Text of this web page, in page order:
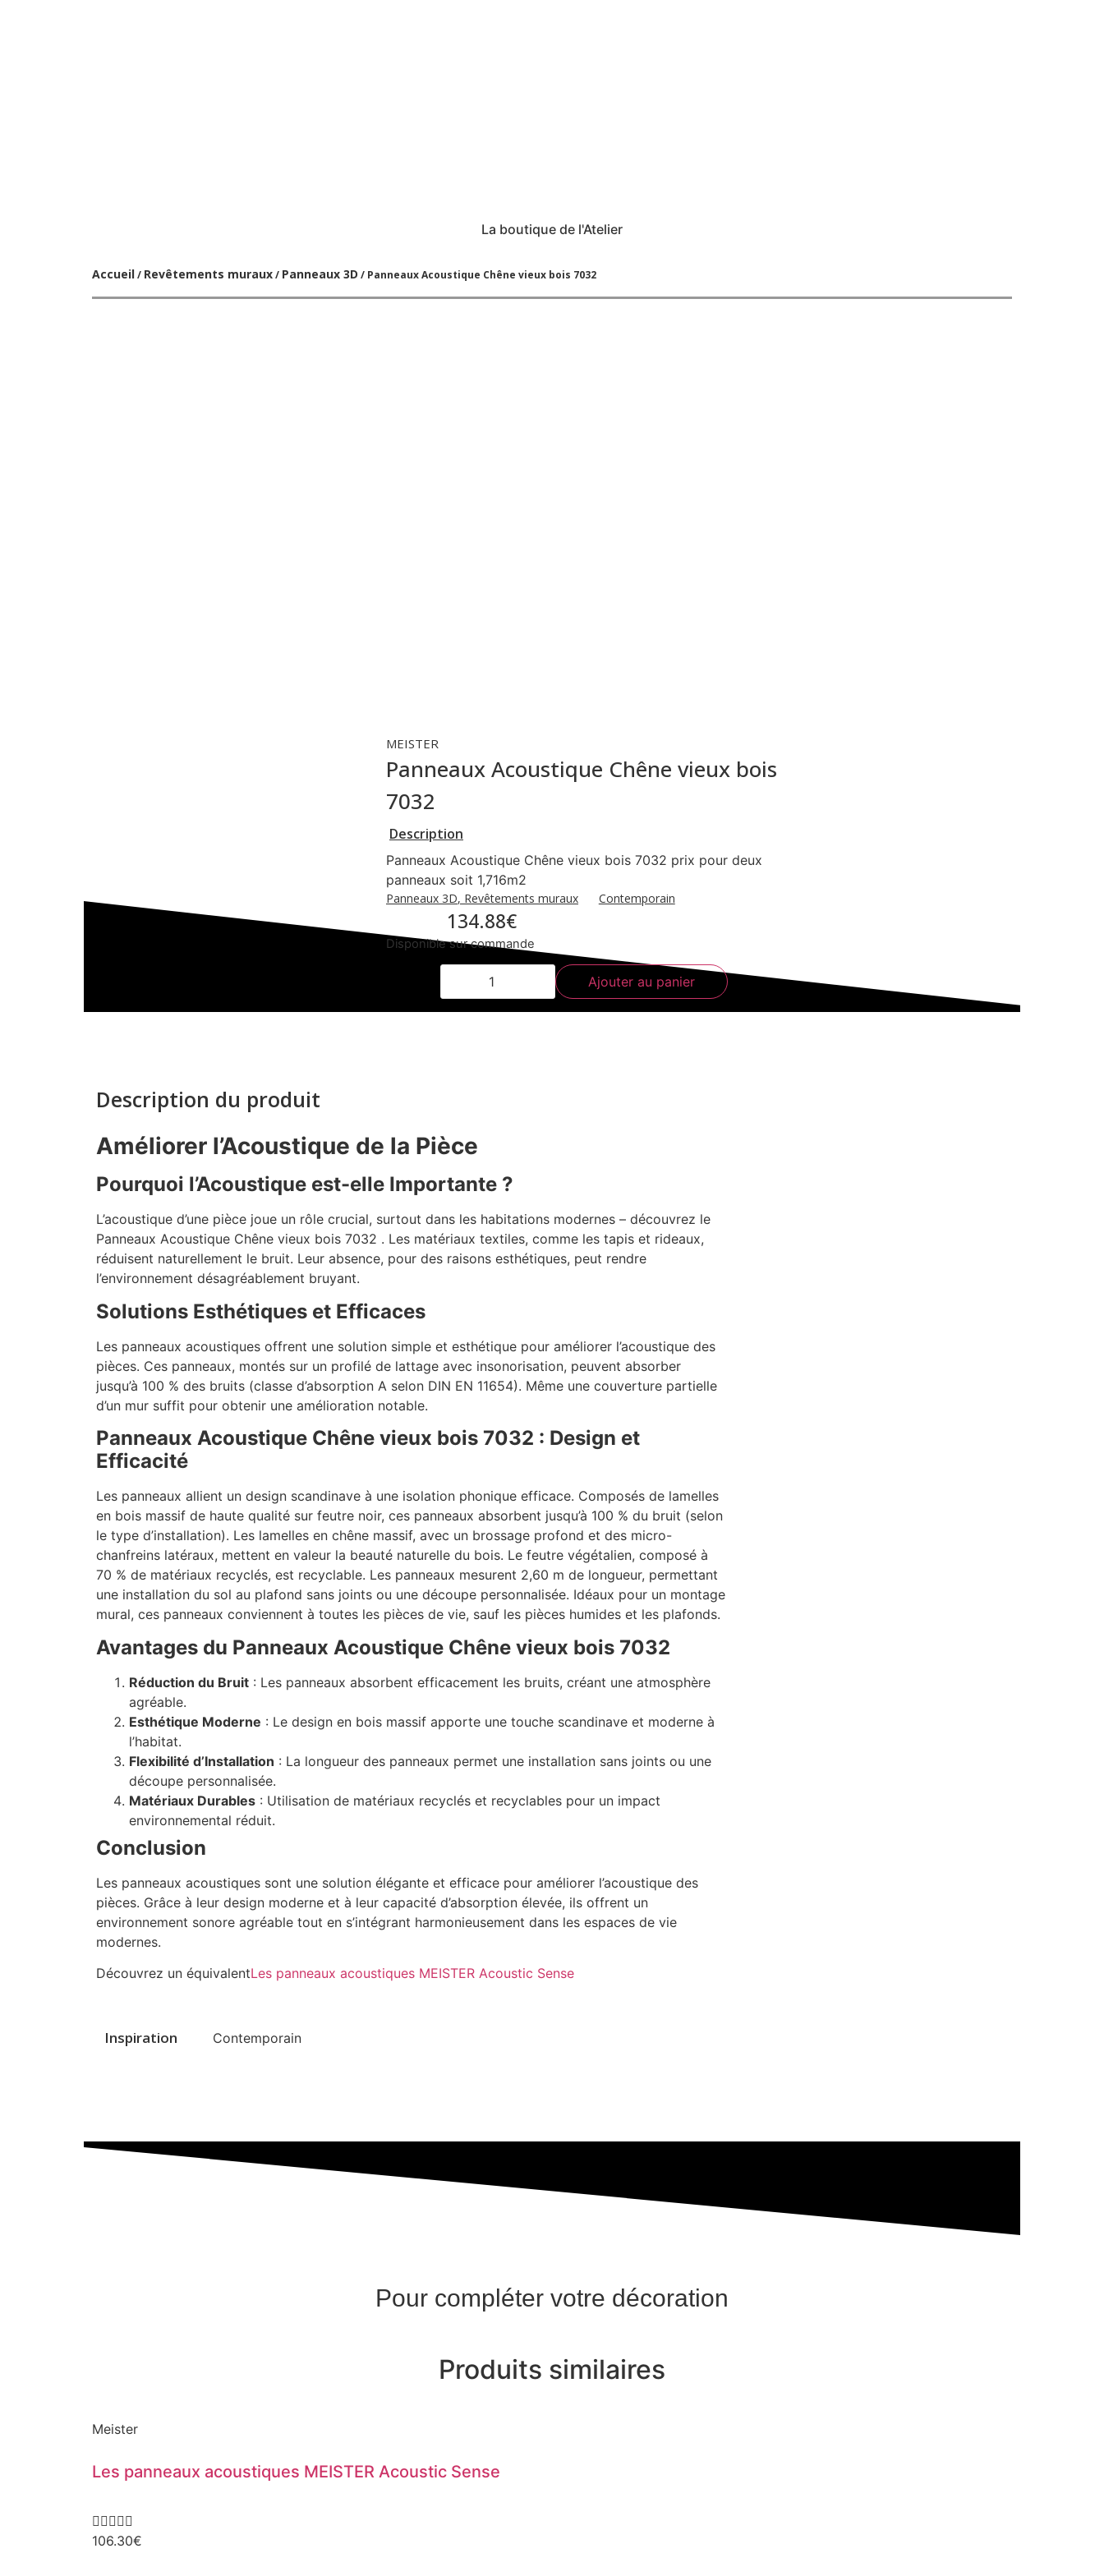
La boutique de l'Atelier
Accueil/ Revêtements muraux/ Panneaux 3D / Panneaux Acoustique Chêne vieux bois 7032
MEISTER
Panneaux Acoustique Chêne vieux bois
7032
Description
Panneaux Acoustique Chêne vieux bois 7032 prix pour deux
panneaux soit 1,716m2
Panneaux 3D, Revêtements muraux Contemporain
134.88€
Disponible sur commande
Ajouter au panier
Description du produit
Améliorer l’Acoustique de la Pièce
Pourquoi l’Acoustique est-elle Importante ?
L’acoustique d’une pièce joue un rôle crucial, surtout dans les habitations modernes – découvrez le
Panneaux Acoustique Chêne vieux bois 7032 . Les matériaux textiles, comme les tapis et rideaux,
réduisent naturellement le bruit. Leur absence, pour des raisons esthétiques, peut rendre
l’environnement désagréablement bruyant.
Solutions Esthétiques et Efficaces
Les panneaux acoustiques offrent une solution simple et esthétique pour améliorer l’acoustique des
pièces. Ces panneaux, montés sur un profilé de lattage avec insonorisation, peuvent absorber
jusqu’à 100 % des bruits (classe d’absorption A selon DIN EN 11654). Même une couverture partielle
d’un mur suffit pour obtenir une amélioration notable.
Panneaux Acoustique Chêne vieux bois 7032 : Design et
Efficacité
Les panneaux allient un design scandinave à une isolation phonique efficace. Composés de lamelles
en bois massif de haute qualité sur feutre noir, ces panneaux absorbent jusqu’à 100 % du bruit (selon
le type d’installation). Les lamelles en chêne massif, avec un brossage profond et des micro-
chanfreins latéraux, mettent en valeur la beauté naturelle du bois. Le feutre végétalien, composé à
70 % de matériaux recyclés, est recyclable. Les panneaux mesurent 2,60 m de longueur, permettant
une installation du sol au plafond sans joints ou une découpe personnalisée. Idéaux pour un montage
mural, ces panneaux conviennent à toutes les pièces de vie, sauf les pièces humides et les plafonds.
Avantages du Panneaux Acoustique Chêne vieux bois 7032
Réduction du Bruit : Les panneaux absorbent efficacement les bruits, créant une atmosphère
agréable.
Esthétique Moderne : Le design en bois massif apporte une touche scandinave et moderne à
l’habitat.
Flexibilité d’Installation : La longueur des panneaux permet une installation sans joints ou une
découpe personnalisée.
Matériaux Durables : Utilisation de matériaux recyclés et recyclables pour un impact
environnemental réduit.
Conclusion
Les panneaux acoustiques sont une solution élégante et efficace pour améliorer l’acoustique des
pièces. Grâce à leur design moderne et à leur capacité d’absorption élevée, ils offrent un
environnement sonore agréable tout en s’intégrant harmonieusement dans les espaces de vie
modernes.
Découvrez un équivalentLes panneaux acoustiques MEISTER Acoustic Sense
Inspiration Contemporain
Pour compléter votre décoration
Produits similaires
Meister
Les panneaux acoustiques MEISTER Acoustic Sense

106.30€